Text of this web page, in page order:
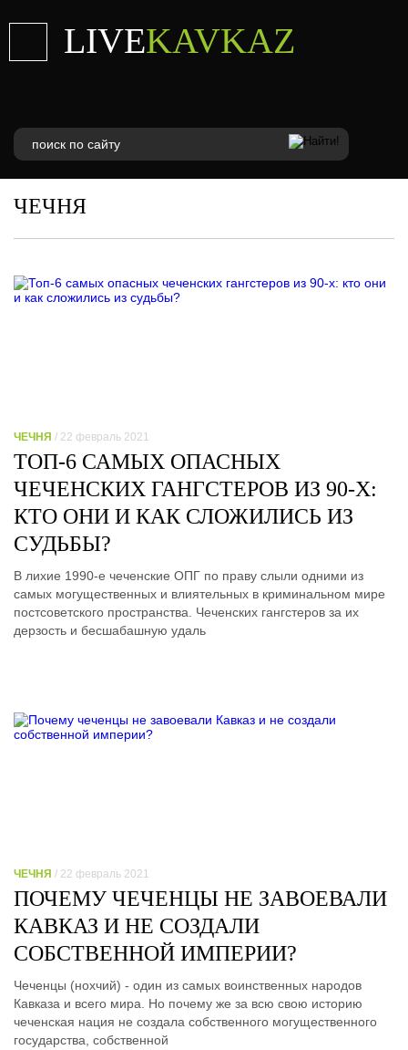
LIVEKAVKAZ
ЧЕЧНЯ
ЧЕЧНЯ / 22 февраль 2021
ТОП-6 САМЫХ ОПАСНЫХ
ЧЕЧЕНСКИХ ГАНГСТЕРОВ ИЗ 90-Х:
КТО ОНИ И КАК СЛОЖИЛИСЬ ИЗ
СУДЬБЫ?
В лихие 1990-е чеченские ОПГ по праву слыли одними из
самых могущественных и влиятельных в криминальном мире
постсоветского пространства. Чеченских гангстеров за их
дерзость и бесшабашную удаль
ЧЕЧНЯ / 22 февраль 2021
ПОЧЕМУ ЧЕЧЕНЦЫ НЕ ЗАВОЕВАЛИ
КАВКАЗ И НЕ СОЗДАЛИ
СОБСТВЕННОЙ ИМПЕРИИ?
Чеченцы (нохчий) - один из самых воинственных народов
Кавказа и всего мира. Но почему же за всю свою историю
чеченская нация не создала собственного могущественного
государства, собственной